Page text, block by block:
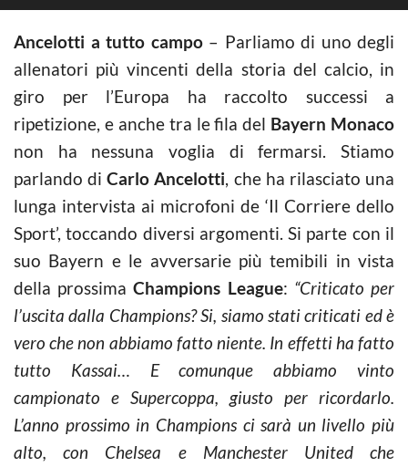
Ancelotti a tutto campo– Parliamo di uno degli
allenatori più vincenti della storia del calcio, in
giro per l’Europa ha raccolto successi a
ripetizione, e anche tra le fila del Bayern Monaco
non ha nessuna voglia di fermarsi. Stiamo
parlando diCarlo Ancelotti, che ha rilasciato una
lunga intervista ai microfoni de ‘Il Corriere dello
Sport’, toccando diversi argomenti. Si parte con il
suo Bayern e le avversarie più temibili in vista
della prossimaChampions League: “Criticato per
l’uscita dalla Champions? Si, siamo stati criticati ed è
vero che non abbiamo fatto niente. In effetti ha fatto
tutto Kassai… E comunque abbiamo vinto
campionato e Supercoppa, giusto per ricordarlo.
L’anno prossimo in Champions ci sarà un livello più
alto, con Chelsea e Manchester United che